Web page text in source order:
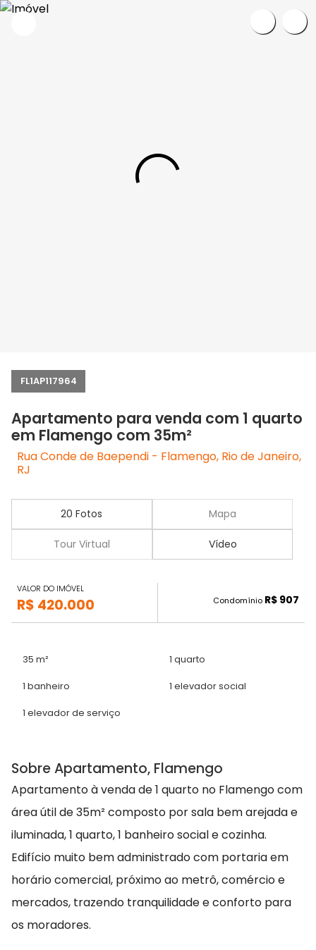
FL1AP117964
Apartamento para venda com 1 quarto
em Flamengo com 35m²
Rua Conde de Baependi - Flamengo, Rio de Janeiro,
RJ
20 Fotos Mapa
Tour Virtual Vídeo
VALOR DO IMÓVEL
R$ 420.000 Condomínio R$ 907
35 m² 1 quarto
1 banheiro 1 elevador social
1 elevador de serviço
Sobre Apartamento, Flamengo
Apartamento à venda de 1 quarto no Flamengo com
área útil de 35m² composto por sala bem arejada e
iluminada, 1 quarto, 1 banheiro social e cozinha.
Edifício muito bem administrado com portaria em
horário comercial, próximo ao metrô, comércio e
mercados, trazendo tranquilidade e conforto para
os moradores.